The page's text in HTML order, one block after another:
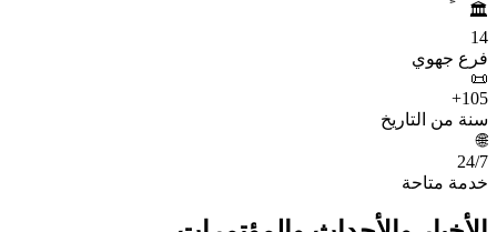
🏛️
14
فرع جهوي
📜
105
+
سنة من التاريخ
🌐
24/7
خدمة متاحة